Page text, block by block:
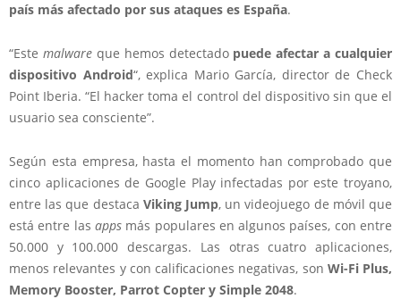
país más afectado por sus ataques es España.
“Este malwareque hemos detectado puede afectar a cualquier
dispositivo Android“, explica Mario García, director de Check
Point Iberia. “El hacker toma el control del dispositivo sin que el
usuario sea consciente”.
Según esta empresa, hasta el momento han comprobado que
cinco aplicaciones de Google Play infectadas por este troyano,
entre las que destaca Viking Jump, un videojuego de móvil que
está entre las appsmás populares en algunos países, con entre
50.000 y 100.000 descargas. Las otras cuatro aplicaciones,
menos relevantes y con calificaciones negativas, son Wi-Fi Plus,
Memory Booster, Parrot Copter y Simple 2048.